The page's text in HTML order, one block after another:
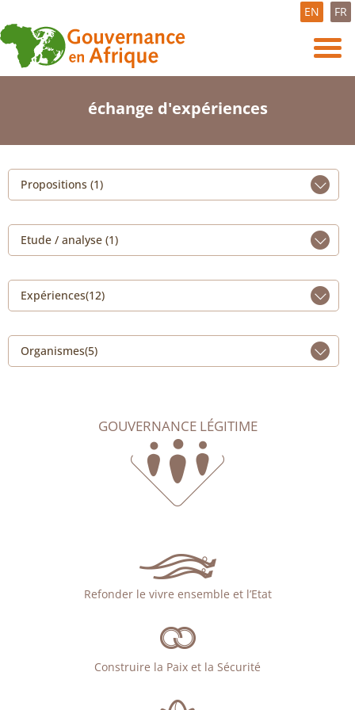
EN FR
échange d'expériences
Propositions (1)
Etude / analyse (1)
Expériences(12)
Organismes(5)
GOUVERNANCE LÉGITIME
Refonder le vivre ensemble et l’Etat
Construire la Paix et la Sécurité